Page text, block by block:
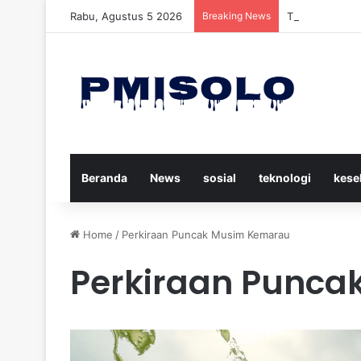
Rabu, Agustus 5 2026 Breaking News Trump
Beranda News sosial teknologi
Home / Perkiraan Puncak Musim Kemarau
Perkiraan